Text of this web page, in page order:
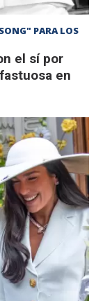
PARA LOS
el sí por
en